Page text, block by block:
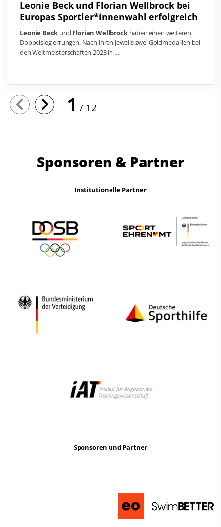
Leonie Beck und Florian Wellbrock bei
Europas Sportler*innenwahl erfolgreich
Leonie Beck und Florian Wellbrockhaben einen weiteren
Doppelsieg errungen. Nach ihren jeweils zwei Goldmedaillen bei
den Weltmeisterschaften 2023 in …
1 12
Sponsoren & Partner
Institutionelle Partner
Sponsoren und Partner